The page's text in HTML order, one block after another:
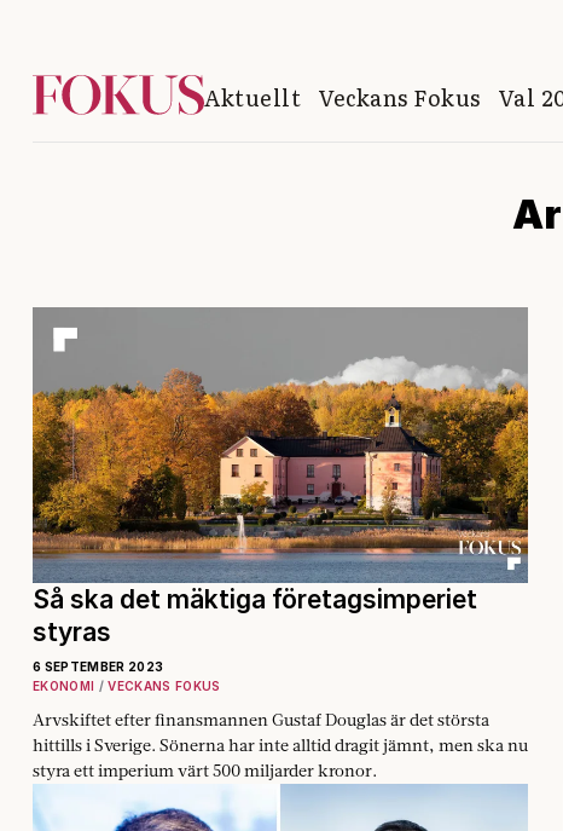
Aktuellt Veckans Fokus Val
Så ska det mäktiga företagsimperiet
styras
6 SEPTEMBER 2023
EKONOMI
VECKANS FOKUS
Arvskiftet efter finansmannen Gustaf Douglas är det största
hittills i Sverige. Sönerna har inte alltid dragit jämnt, men ska nu
styra ett imperium värt 500 miljarder kronor.